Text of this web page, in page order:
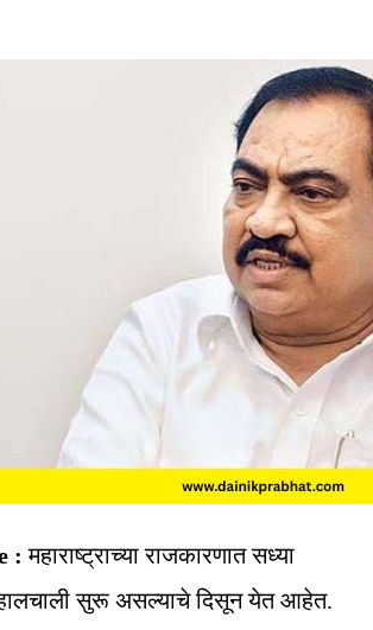
: महाराष्ट्राच्या राजकारणात सध्या
सुरू असल्याचे दिसून येत आहेत.